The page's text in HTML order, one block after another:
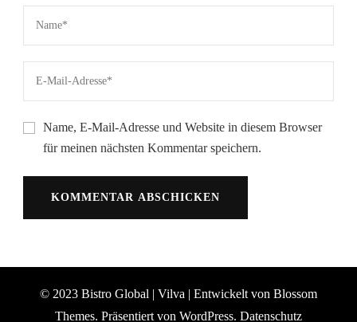
Name, E-Mail-Adresse und Website in diesem Browser
für meinen nächsten Kommentar speichern.
© 2023 Bistro Global | Vilva | Entwickelt von Blossom
Themes. Präsentiert von WordPress. Datenschutz